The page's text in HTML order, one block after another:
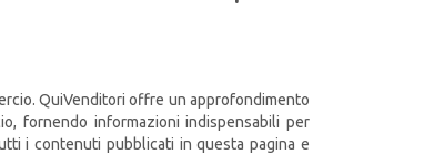
QuiVenditori offre un approfondimento
fornendo informazioni indispensabili per
i contenuti pubblicati in questa pagina e